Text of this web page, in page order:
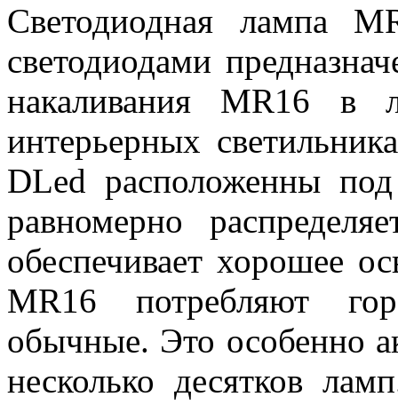
Светодиодная лампа
светодиодами
накаливания MR16 в
интерьерных
DLed расположенны
равномерно
обеспечивает хорошее
MR16 потребляют
обычные. Это особенно
несколько десятков